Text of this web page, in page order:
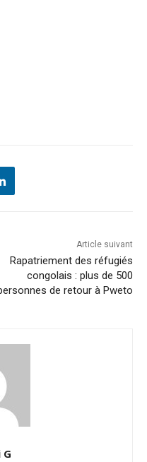
Article suivant
Rapatriement des réfugiés
congolais : plus de 500
de retour à Pweto